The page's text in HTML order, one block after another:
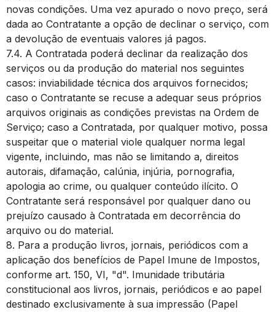
novas condições. Uma vez apurado o novo preço, será
dada ao Contratante a opção de declinar o serviço, com
a devolução de eventuais valores já pagos.
7.4. A Contratada poderá declinar da realização dos
serviços ou da produção do material nos seguintes
casos: inviabilidade técnica dos arquivos fornecidos;
caso o Contratante se recuse a adequar seus próprios
arquivos originais as condições previstas na Ordem de
Serviço; caso a Contratada, por qualquer motivo, possa
suspeitar que o material viole qualquer norma legal
vigente, incluindo, mas não se limitando a, direitos
autorais, difamação, calúnia, injúria, pornografia,
apologia ao crime, ou qualquer conteúdo ilícito. O
Contratante será responsável por qualquer dano ou
prejuízo causado à Contratada em decorrência do
arquivo ou do material.
8. Para a produção livros, jornais, periódicos com a
aplicação dos benefícios de Papel Imune de Impostos,
conforme art. 150, VI, "d". Imunidade tributária
constitucional aos livros, jornais, periódicos e ao papel
destinado exclusivamente à sua impressão (Papel